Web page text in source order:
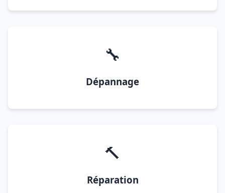
🔧
Dépannage
🔨
Réparation